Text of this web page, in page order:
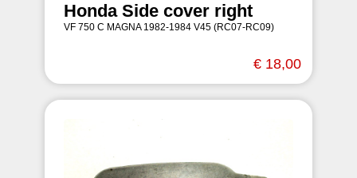
Honda Side cover right
VF 750 C MAGNA 1982-1984 V45 (RC07-RC09)
€ 18,00